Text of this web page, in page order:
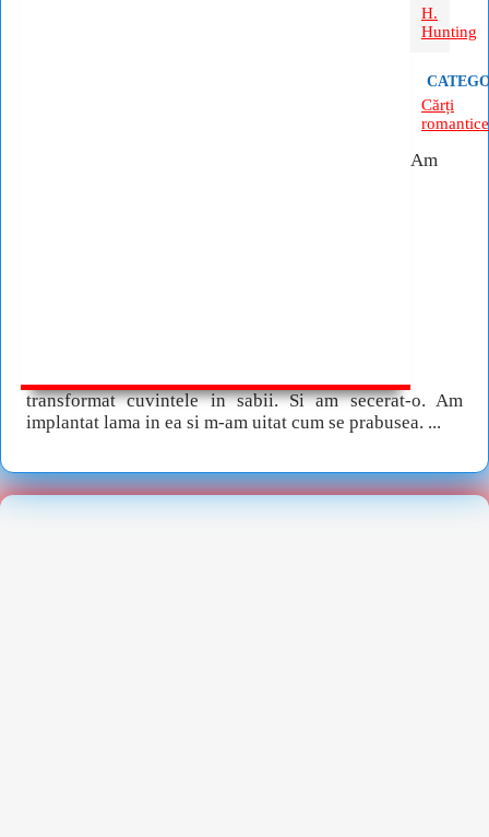
H.
Hunting
Cărți
romantice
Am
transformat cuvintele in sabii. Si am secerat-o. Am
implantat lama in ea si m-am uitat cum se prabusea. ...